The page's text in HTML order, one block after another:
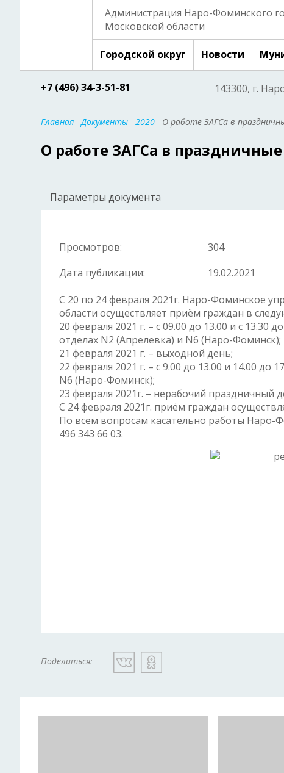
Администрация Наро-Фоминского
Московской области
Городской округ Новости
+7 (496) 34-3-51-81 143300, г.
Главная -Документы - 2020 - О работе ЗАГСа в
О работе ЗАГСа в
Параметры документа
Просмотров:
304
Дата публикации:
19.02.2021
С 20 по 24 февраля 2021г. Наро-Фоминское
области осуществляет приём граждан в
20 февраля 2021 г. – с 09.00 до 13.00 и с 13.30
отделах N2 (Апрелевка) и N6 (Наро-Фоминск);
21 февраля 2021 г. – выходной день;
22 февраля 2021 г. – с 9.00 до 13.00 и 14.00 до
N6 (Наро-Фоминск);
23 февраля 2021г. – нерабочий праздничный
С 24 февраля 2021г. приём граждан
По всем вопросам касательно работы Наро-
496 343 66 03.
Поделиться: